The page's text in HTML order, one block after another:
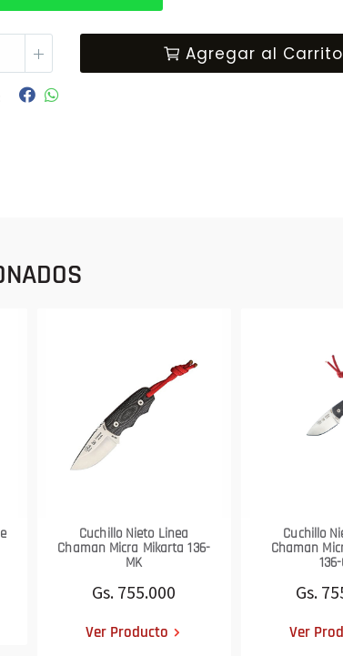
Agregar al Carrito
Cuchillo Nieto Linea
Chaman Micra Mikarta 136-
MK
Gs. 755.000
Ver Producto
Cuchillo
Chaman
Gs.
Ver